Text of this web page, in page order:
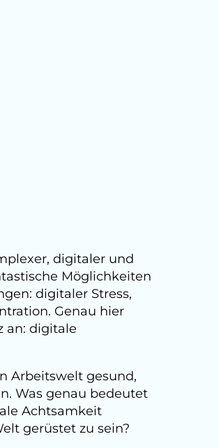
digitaler und
Möglichkeiten
digitaler Stress,
Genau hier
an: digitale
Arbeitswelt gesund,
Was genau bedeutet
Achtsamkeit
gerüstet zu sein?